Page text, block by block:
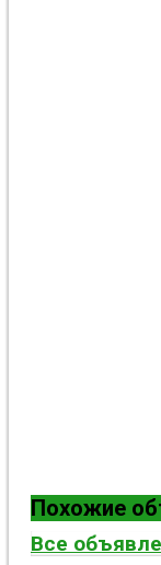
Похожие
Все